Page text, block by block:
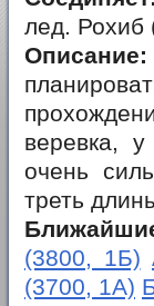
лед. Рохиб
Описание:
веревка,
очень
треть
(3800, 1Б)
(3700, 1А)